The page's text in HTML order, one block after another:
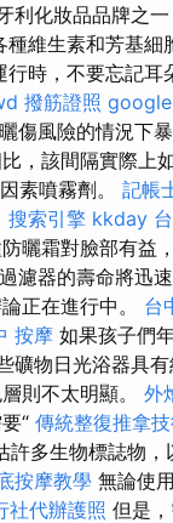
利化妝品品牌之
維生素和芳基
時，不要忘記耳
撥筋證照
傷風險的情況下
，該間隔實際上
素噴霧劑。 記帳
搜索引擎 kkday
曬霜對臉部有益
濾器的壽命將迅
正在進行中。 台
按摩 如果孩子們
礦物日光浴器具
則不太明顯。 外
“ 傳統整復推拿
許多生物標誌物
按摩教學 無論使
社代辦護照 但是